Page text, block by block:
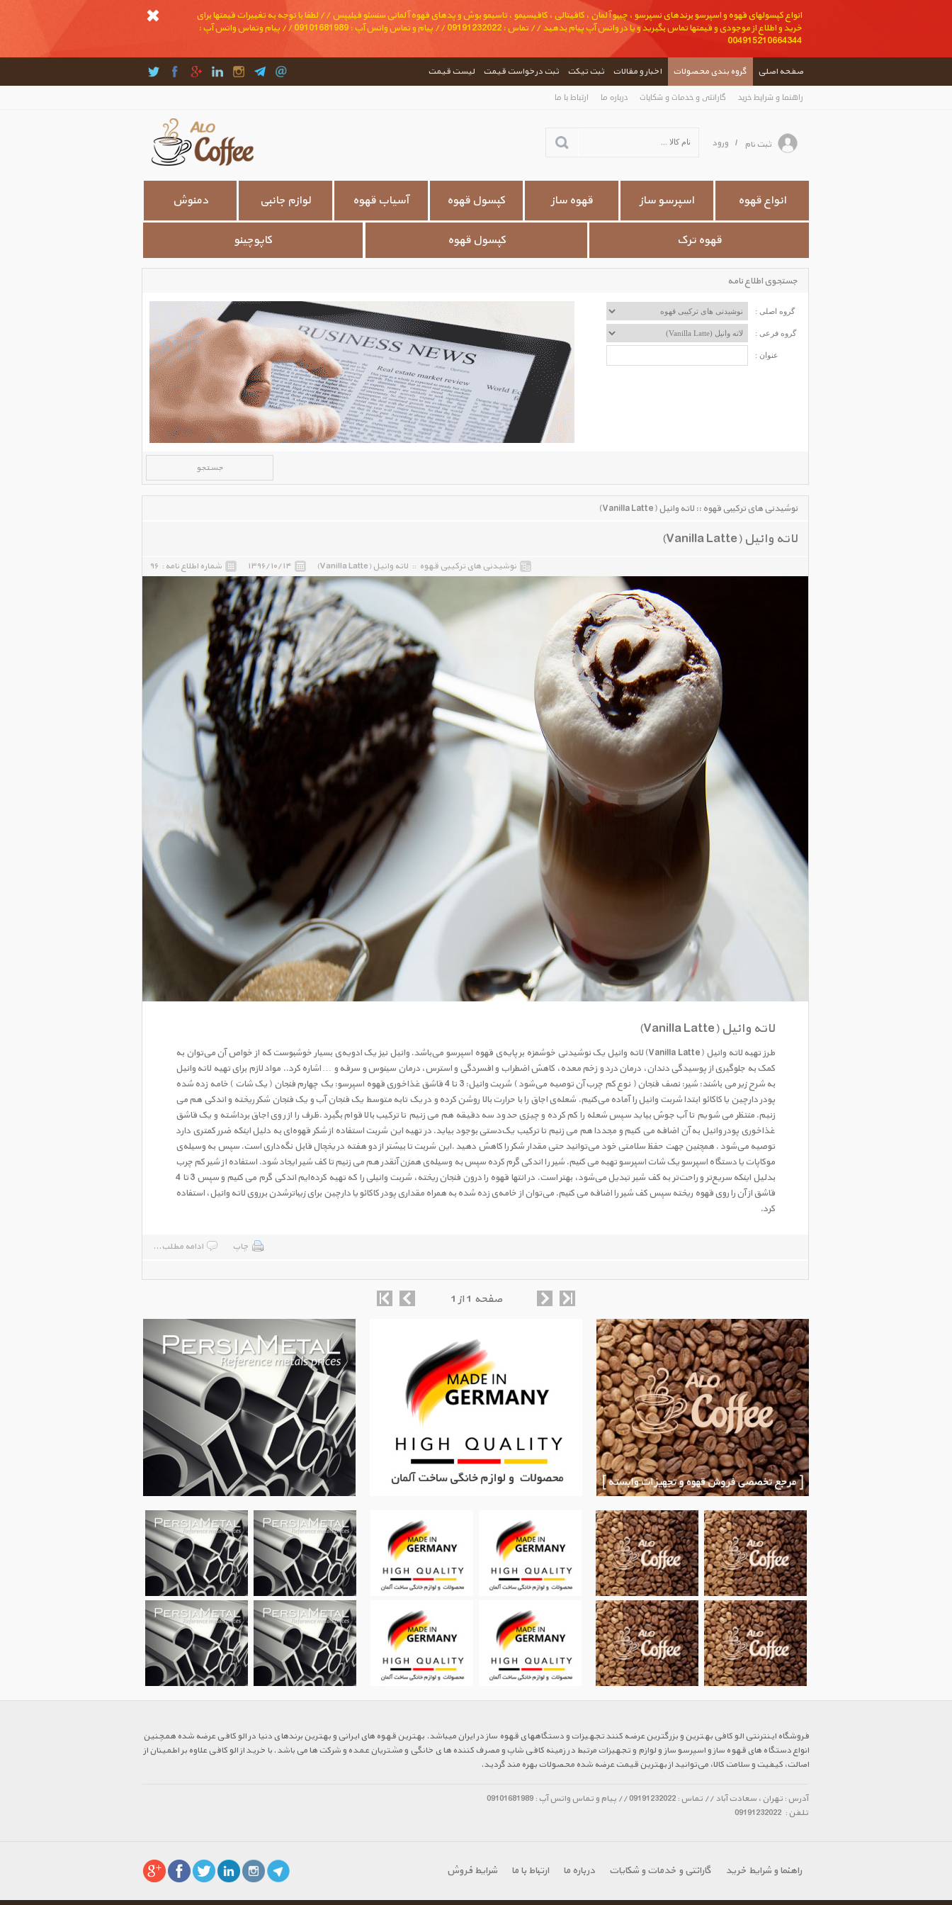
انواع کپسولهای قهوه و اسپرسو برندهای نسپرسو ، چیبو آلمان ، کافیتالی ، کافیسیمو ، تاسیمو بوش و پدهای قهوه آلمانی سنسئو فیلیپس // لطفا با توجه به تغییرات قیمتها برای
خرید و اطلاع از موجودی و قیمتها تماس بگیرید و یا در واتس آپ پیام بدهید // تماس : 09191232022 // پیام و تماس واتس آپ : 09101681989 // پیام وتماس واتس آپ :
004915210664344
صفحه اصلی گروه بندی محصولات اخبار و مقالات ثبت تیکت ثبت درخواست قیمت لیست قیمت
راهنما و شرایط خرید گارانتی و خدمات و شکایات درباره ما ارتباط با ما
ثبت نام / ورود
انواع قهوه اسپرسو ساز قهوه ساز کپسول قهوه آسیاب قهوه لوازم جانبی دمنوش
قهوه ترک کپسول قهوه کاپوچینو
جستجوی اطلاع نامه
گروه اصلی :
گروه فرعی :
عنوان :
نوشیدنی های ترکیبی قهوه :: لاته وانیل (Vanilla Latte)
لاته وانیل (Vanilla Latte)
۹۶ شماره اطلاع نامه : ۱۳۹۶/۱۰/۱۴ لاته وانیل (Vanilla Latte) :: نوشیدنی های ترکیبی قهوه
لاته وانیل (Vanilla Latte)
طرز تهیه لاته وانیل (Vanilla Latte) لاته وانیل یک نوشیدنی خوشمزه‌ بر پایه‌ی قهوه اسپرسو می‌باشد. وانیل نیز یک ادویه‌‌ی بسیار خوشبوست که از خواص آن می‌توان به
کمک به جلوگیری از پوسیدگی دندان، درمان درد و زخم معده، کاهش اضطراب و افسردگی و استرس، درمان سینوس و سرفه و … اشاره کرد.. مواد لازم برای تهیه لاته وانیل
به شرح زیر می باشند: شیر: نصف فنجان ( نوع کم چرب آن توصیه می‌شود ) شربت وانیل: 3 تا 4 قاشق غذاخوری قهوه اسپرسو: یک چهارم فنجان ( یک شات ) خامه زده شده
پودر دارچین یا کاکائو ابتدا شربت وانیل را آماده می‌کنیم. شعله‌ی اجاق را با حرارت بالا روشن کرده و در یک تابه متوسط یک فنجان آب و یک فنجان شکر ریخته و اندکی هم می
زنیم. منتظر می شویم تا آب جوش بیاید سپس شعله را کم کرده و چیزی حدود سه دقیقه هم می زنیم تا ترکیب بالا قوام بگیرد .ظرف را از روی اجاق برداشته و یک قاشق
غذاخوری پودر وانیل به آن اضافه می کنیم و مجددا هم می زنیم تا ترکیب یک‌دستی بوجود بیاید. در تهیه این شربت استفاده از شکر قهوه‌ای به دلیل اینکه ضرر کمتری دارد
توصیه می‌شود . همچنین جهت حفظ سلامتی خود می‌توانید حتی مقدار شکر را کاهش دهید .این شربت تا بیشتر از دو هفته در یخچال قابل نگه‌داری است. سپس به وسیله‌ی
موکاپات یا دستگاه اسپرسو یک شات اسپرسو تهیه می کنیم. شیر را اندکی گرم کرده سپس به‌ وسیله‌ی همزن آنقدر هم می زنیم تا کف شیر ایجاد شود. استفاده از شیر کم چرب
بدلیل اینکه سریع‌تر و راحت‌تر به کف شیر تبدیل می‌شود، بهتر است. در انتها قهوه را درون فنجان ریخته، شربت وانیلی را که تهیه کرده‌ایم اندکی گرم می کنیم و سپس 3 تا 4
قاشق از آن را روی قهوه ریخته سپس کف شیر را اضافه می کنیم. می‌توان از خامه‌ی زده شده به همراه مقداری پودر کاکائو یا دارچین برای زیباترشدن برروی لاته وانیل، استفاده
کرد.
ادامه مطلب... چاپ
صفحه 1 از 1
فروشگاه اینترنتی الو کافی بهترین و بزرگترین عرضه کنند تجهیزات و دستگاههای قهوه ساز در ایران میباشد. بهترین قهوه های ایرانی و بهترین برندهای دنیا در الو کافی عرضه شده همچنین
انواع دستگاه های قهوه ساز و اسپرسو ساز و لوازم و تجهیزات مرتبط در زمینه کافی شاپ و مصرف کننده ها ی خانگی و مشتریان عمده و شرکت ها می باشد. با خرید از الو کافی علاوه بر اطمینان از
اصالت، کیفیت و سلامت کالا، می‌توانید از بهترین قیمت عرضه شده محصولات بهره مند گردید.
آدرس : تهران ، سعادت آباد // تماس : 09191232022 // پیام و تماس واتس آپ : 09101681989
تلفن : 09191232022
راهنما و شرایط خرید گارانتی و خدمات و شکایات درباره ما ارتباط با ما شرایط فروش